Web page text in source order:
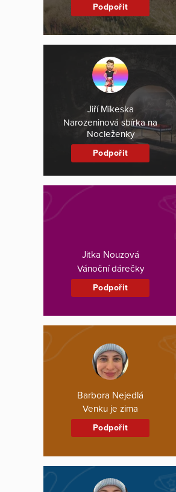
Podpořit
Jiří Mikeska
Narozeninová sbírka na
Nocleženky
Podpořit
Jitka Nouzová
Vánoční dárečky
Podpořit
Barbora Nejedlá
Venku je zima
Podpořit